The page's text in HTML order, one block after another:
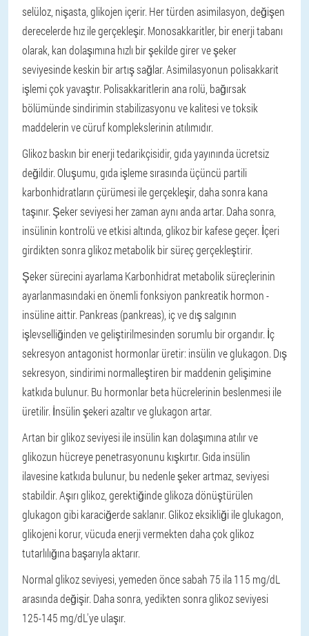
selüloz, nişasta, glikojen içerir. Her türden asimilasyon, değişen
derecelerde hız ile gerçekleşir. Monosakkaritler, bir enerji tabanı
olarak, kan dolaşımına hızlı bir şekilde girer ve şeker
seviyesinde keskin bir artış sağlar. Asimilasyonun polisakkarit
işlemi çok yavaştır. Polisakkaritlerin ana rolü, bağırsak
bölümünde sindirimin stabilizasyonu ve kalitesi ve toksik
maddelerin ve cüruf komplekslerinin atılımıdır.
Glikoz baskın bir enerji tedarikçisidir, gıda yayınında ücretsiz
değildir. Oluşumu, gıda işleme sırasında üçüncü partili
karbonhidratların çürümesi ile gerçekleşir, daha sonra kana
taşınır. Şeker seviyesi her zaman aynı anda artar. Daha sonra,
insülinin kontrolü ve etkisi altında, glikoz bir kafese geçer. İçeri
girdikten sonra glikoz metabolik bir süreç gerçekleştirir.
Şeker sürecini ayarlamaKarbonhidrat metabolik süreçlerinin
ayarlanmasındaki en önemli fonksiyon pankreatik hormon -
insüline aittir. Pankreas (pankreas), iç ve dış salgının
işlevselliğinden ve geliştirilmesinden sorumlu bir organdır. İç
sekresyon antagonist hormonlar üretir: insülin ve glukagon. Dış
sekresyon, sindirimi normalleştiren bir maddenin gelişimine
katkıda bulunur. Bu hormonlar beta hücrelerinin beslenmesi ile
üretilir. İnsülin şekeri azaltır ve glukagon artar.
Artan bir glikoz seviyesi ile insülin kan dolaşımına atılır ve
glikozun hücreye penetrasyonunu kışkırtır. Gıda insülin
ilavesine katkıda bulunur, bu nedenle şeker artmaz, seviyesi
stabildir. Aşırı glikoz, gerektiğinde glikoza dönüştürülen
glukagon gibi karaciğerde saklanır. Glikoz eksikliği ile glukagon,
glikojeni korur, vücuda enerji vermekten daha çok glikoz
tutarlılığına başarıyla aktarır.
Normal glikoz seviyesi, yemeden önce sabah 75 ila 115 mg/dL
arasında değişir. Daha sonra, yedikten sonra glikoz seviyesi
125-145 mg/dL'ye ulaşır.